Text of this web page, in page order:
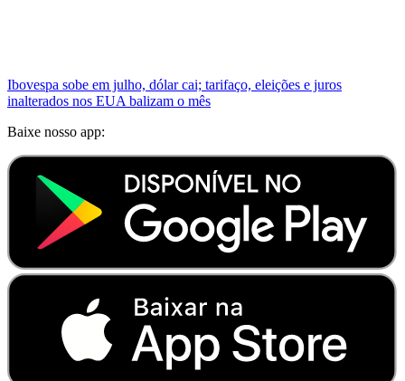
Ibovespa sobe em julho, dólar cai; tarifaço, eleições e juros
inalterados nos EUA balizam o mês
Baixe nosso app: